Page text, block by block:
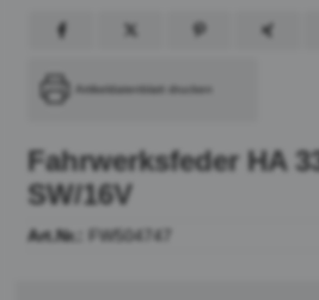
Artikeldatenblatt drucken
Fahrwerksfeder HA
SW/16V
Art.Nr.: FW504747